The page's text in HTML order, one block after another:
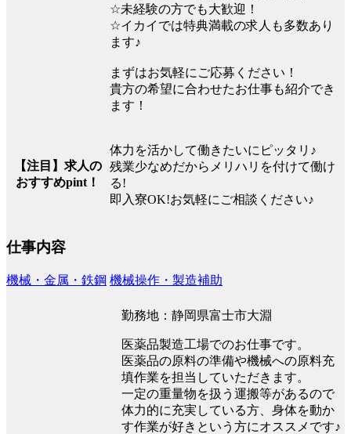
☆未経験の方でも大歓迎！
☆イカイでは特典満載の求人も多数あり
ます♪
まずはお気軽にご応募ください！
貴方の希望に合わせたお仕事も紹介でき
ます！
【注目】求人の
おすすめpint！
体力を活かして働きたいにピッタリ♪
残業少なめだからメリハリを付けて働け
る!
即入寮OK!お気軽にご相談ください♪
仕事内容
機械・金属・鉄鋼 機械操作・製造補助
勤務地：静岡県富士市大淵
医薬品製造工場でのお仕事です。
医薬品の原料の準備や機械への原料充
填作業を担当していただきます。
一定の重量物を扱う運搬等があるので
体力的に充実している方、身体を動か
す作業が好きという方にオススメです♪